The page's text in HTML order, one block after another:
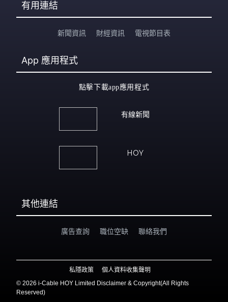
有用連結
新聞資訊 財經資訊 電視節目表
App 應用程式
點擊下載app應用程式
有線新聞
HOY
其他連結
廣告查詢 職位空缺 聯絡我們
私隱政策
個人資料收集聲明
© 2026 i-Cable HOY Limited Disclaimer & Copyright(All Rights
Reserved)